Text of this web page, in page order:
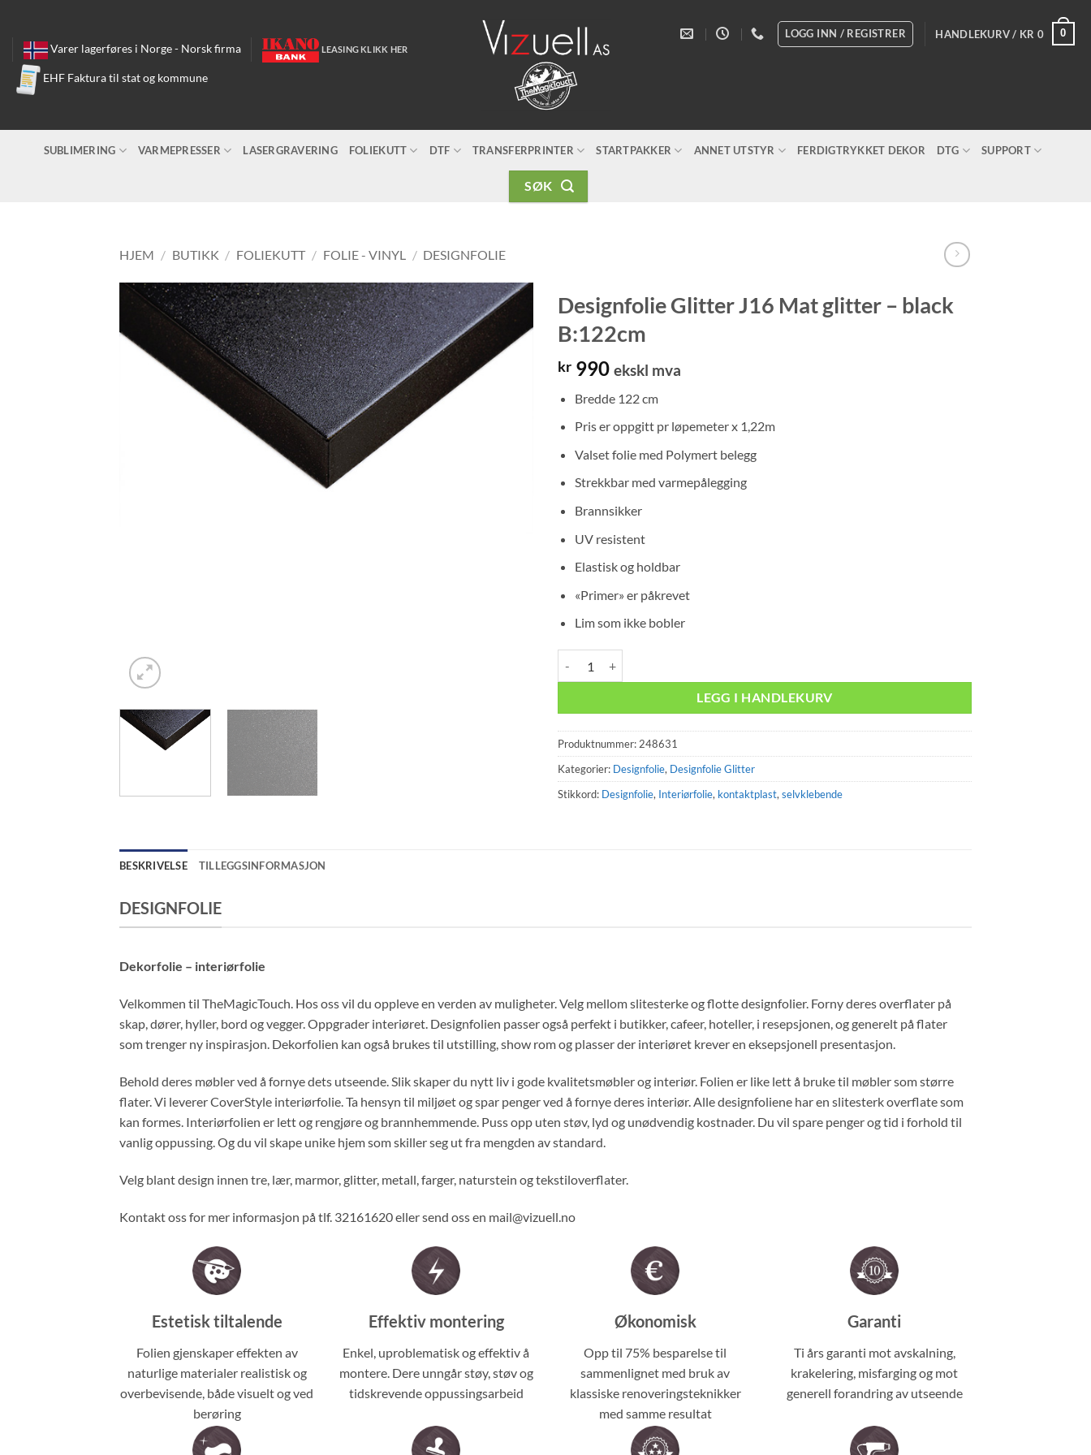
content Varer lagerføres i Norge - Norsk firma LEASING KLIKK HER
EHF Faktura til stat og kommune
LOGG INN / REGISTRER HANDLEKURV / KR 0 0
SUBLIMERING VARMEPRESSER LASERGRAVERING FOLIEKUTT DTF TRANSFERPRINTER STARTPAKKER ANNET UTSTYR FERDIGTRYKKET DEKOR DTG SUPPORT
SØK
HJEM / BUTIKK / FOLIEKUTT / FOLIE - VINYL / DESIGNFOLIE
Designfolie Glitter J16 Mat glitter – black
B:122cm
kr 990 ekskl mva
Bredde 122 cm
Pris er oppgitt pr løpemeter x 1,22m
Valset folie med Polymert belegg
Strekkbar med varmepålegging
Brannsikker
UV resistent
Elastisk og holdbar
«Primer» er påkrevet
Lim som ikke bobler
LEGG I HANDLEKURV
Produktnummer: 248631
Kategorier: Designfolie, Designfolie Glitter
Stikkord: Designfolie, Interiørfolie, kontaktplast, selvklebende
BESKRIVELSE TILLEGGSINFORMASJON
DESIGNFOLIE
Dekorfolie – interiørfolie
Velkommen til TheMagicTouch. Hos oss vil du oppleve en verden av muligheter. Velg mellom slitesterke og flotte designfolier. Forny deres overflater på
skap, dører, hyller, bord og vegger. Oppgrader interiøret. Designfolien passer også perfekt i butikker, cafeer, hoteller, i resepsjonen, og generelt på flater
som trenger ny inspirasjon. Dekorfolien kan også brukes til utstilling, show rom og plasser der interiøret krever en eksepsjonell presentasjon.
Behold deres møbler ved å fornye dets utseende. Slik skaper du nytt liv i gode kvalitetsmøbler og interiør. Folien er like lett å bruke til møbler som større
flater. Vi leverer CoverStyle interiørfolie. Ta hensyn til miljøet og spar penger ved å fornye deres interiør. Alle designfoliene har en slitesterk overflate som
kan formes. Interiørfolien er lett og rengjøre og brannhemmende. Puss opp uten støv, lyd og unødvendig kostnader. Du vil spare penger og tid i forhold til
vanlig oppussing. Og du vil skape unike hjem som skiller seg ut fra mengden av standard.
Velg blant design innen tre, lær, marmor, glitter, metall, farger, naturstein og tekstiloverflater.
Kontakt oss for mer informasjon på tlf. 32161620 eller send oss en mail@vizuell.no
Estetisk tiltalende
Folien gjenskaper effekten av
naturlige materialer realistisk og
overbevisende, både visuelt og ved
berøring
Effektiv montering
Enkel, uproblematisk og effektiv å
montere. Dere unngår støy, støv og
tidskrevende oppussingsarbeid
Økonomisk
Opp til 75% besparelse til
sammenlignet med bruk av
klassiske renoveringsteknikker
med samme resultat
Garanti
Ti års garanti mot avskalning,
krakelering, misfarging og mot
generell forandring av utseende